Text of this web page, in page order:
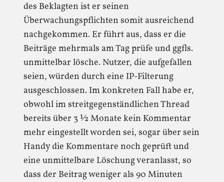
des Beklagten ist er seinen
Überwachungspflichten somit ausreichend
nachgekommen. Er führt aus, dass er die
Beiträge mehrmals am Tag prüfe und ggfls.
unmittelbar lösche. Nutzer, die aufgefallen
seien, würden durch eine IP-Filterung
ausgeschlossen. Im konkreten Fall habe er,
obwohl im streitgegenständlichen Thread
bereits über 3 ½ Monate kein Kommentar
mehr eingestellt worden sei, sogar über sein
Handy die Kommentare noch geprüft und
eine unmittelbare Löschung veranlasst, so
dass der Beitrag weniger als 90 Minuten